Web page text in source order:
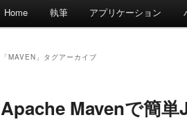
Home 執筆 アプリケーション
「MAVEN 」タグアーカイブ
Apache Mavenで簡単